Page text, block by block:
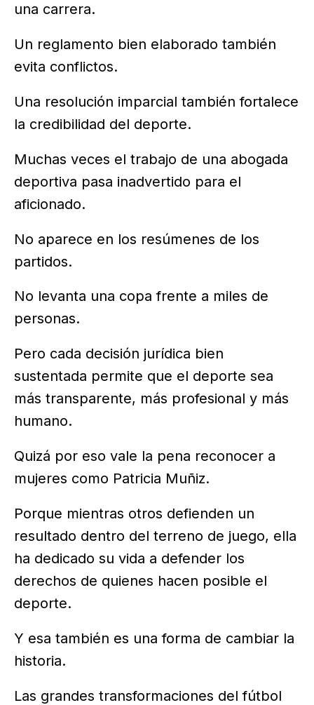
una carrera.
Un reglamento bien elaborado también
evita conflictos.
Una resolución imparcial también fortalece
la credibilidad del deporte.
Muchas veces el trabajo de una abogada
deportiva pasa inadvertido para el
aficionado.
No aparece en los resúmenes de los
partidos.
No levanta una copa frente a miles de
personas.
Pero cada decisión jurídica bien
sustentada permite que el deporte sea
más transparente, más profesional y más
humano.
Quizá por eso vale la pena reconocer a
mujeres como Patricia Muñiz.
Porque mientras otros defienden un
resultado dentro del terreno de juego, ella
ha dedicado su vida a defender los
derechos de quienes hacen posible el
deporte.
Y esa también es una forma de cambiar la
historia.
Las grandes transformaciones del fútbol